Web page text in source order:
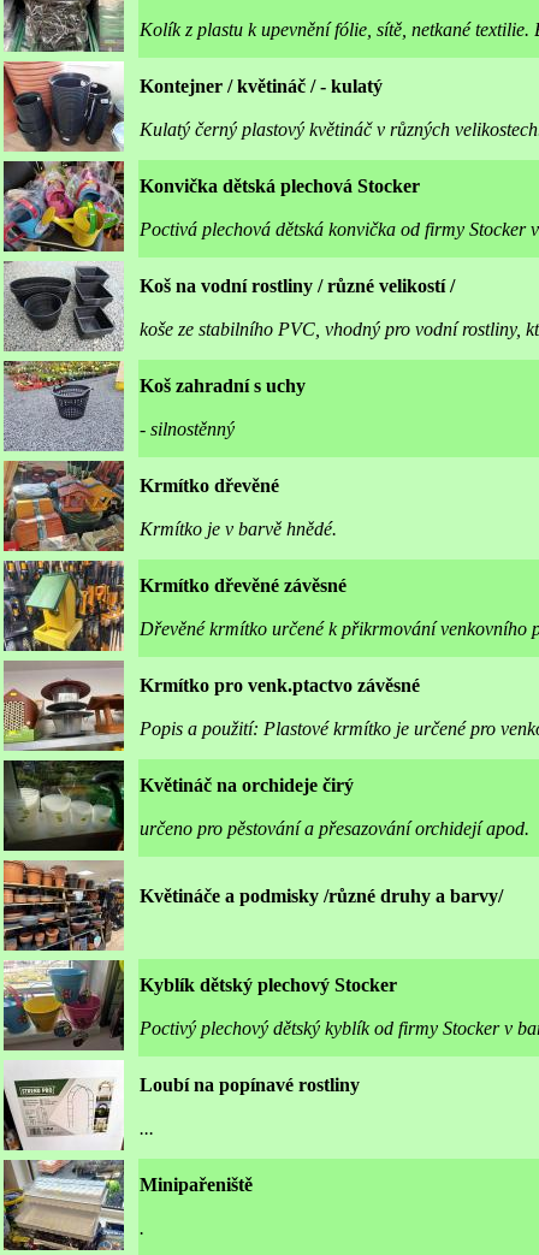
Kolík z plastu k upevnění fólie, sítě, netkané textilie.
Kontejner / květináč / - kulatý
Kulatý černý plastový květináč v různých
Konvička dětská plechová Stocker
Poctivá plechová dětská konvička od firmy Stocker
Koš na vodní rostliny / různé velikostí /
koše ze stabilního PVC, vhodný pro vodní rostliny,
Koš zahradní s uchy
- silnostěnný
Krmítko dřevěné
Krmítko je v barvě hnědé.
Krmítko dřevěné závěsné
Dřevěné krmítko určené k přikrmování venkovního
Krmítko pro venk.ptactvo závěsné
Popis a použití: Plastové krmítko je určené pro
Květináč na orchideje čirý
určeno pro pěstování a přesazování orchidejí apod.
Květináče a podmisky /různé druhy a barvy/
Kyblík dětský plechový Stocker
Poctivý plechový dětský kyblík od firmy Stocker v
Loubí na popínavé rostliny
...
Minipařeniště
.